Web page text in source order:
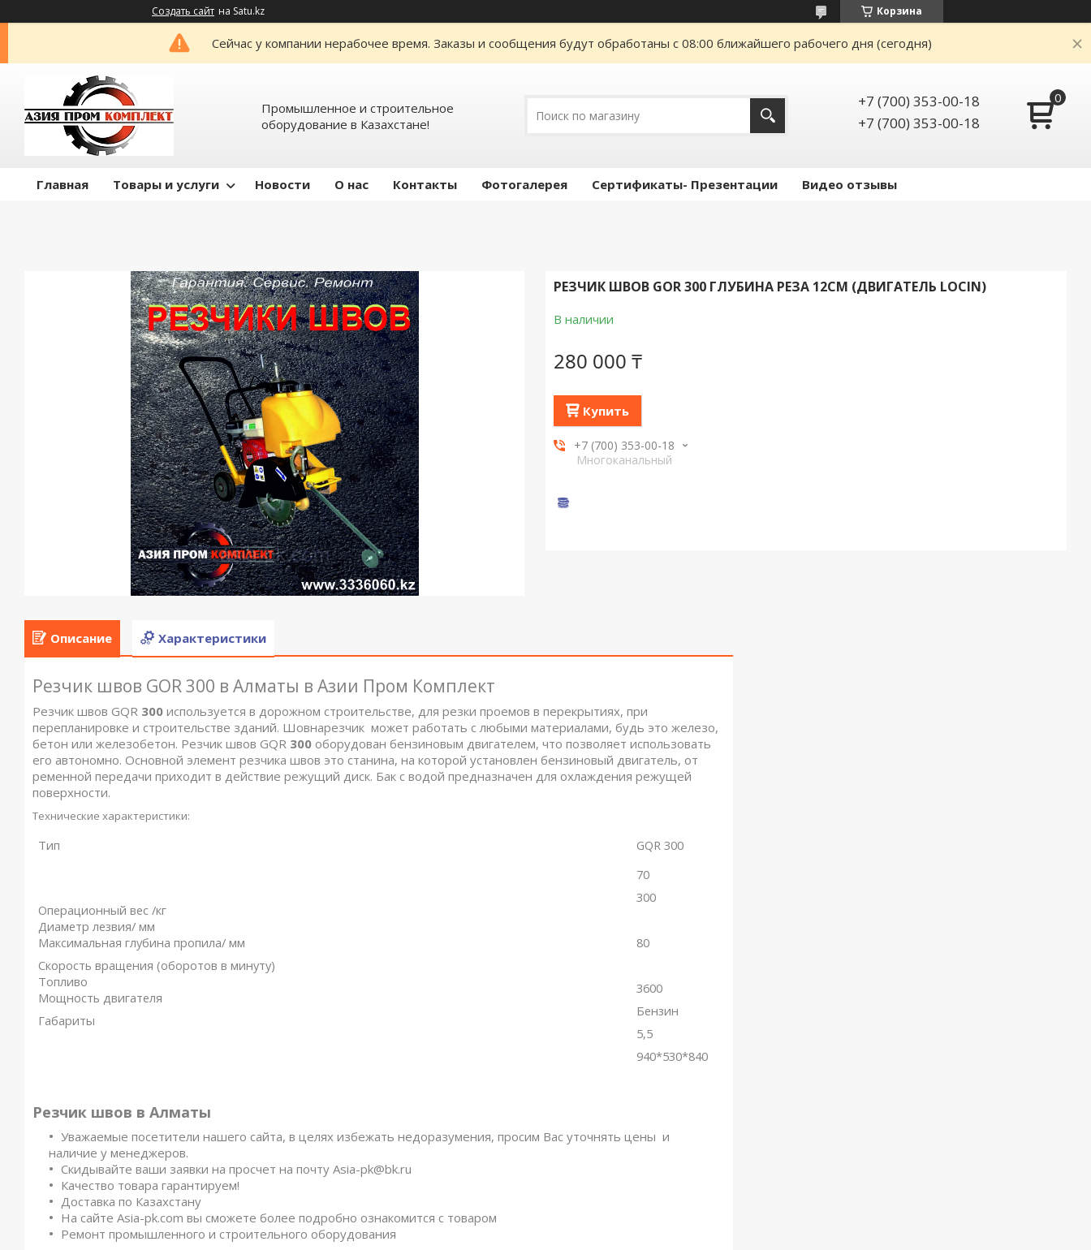
Создать сайт на Satu.kz Корзина
Сейчас у компании нерабочее время. Заказы и сообщения будут обработаны с 08:00 ближайшего рабочего дня (сегодня)
Промышленное и строительное
оборудование в Казахстане!
+7 (700) 353-00-18
+7 (700) 353-00-18
Главная Товары и услуги Новости О нас Контакты Фотогалерея Сертификаты- Презентации Видео отзывы
РЕЗЧИК ШВОВ GOR 300 ГЛУБИНА РЕЗА 12СМ (ДВИГАТЕЛЬ LОСIN)
В наличии
280 000 ₸
Купить
+7 (700) 353-00-18
Многоканальный
Описание Характеристики
Резчик швов GOR 300 в Алматы в Азии Пром Комплект
Резчик швов GQR 300 используется в дорожном строительстве, для резки проемов в перекрытиях, при
перепланировке и строительстве зданий. Шовнарезчик может работать с любыми материалами, будь это железо,
бетон или железобетон. Резчик швов GQR 300 оборудован бензиновым двигателем, что позволяет использовать
его автономно. Основной элемент резчика швов это станина, на которой установлен бензиновый двигатель, от
ременной передачи приходит в действие режущий диск. Бак с водой предназначен для охлаждения режущей
поверхности.
Технические характеристики:
Тип GQR 300
Операционный вес /кг
Диаметр лезвия/ мм
Максимальная глубина пропила/ мм
Скорость вращения (оборотов в минуту)
Топливо
Мощность двигателя
Габариты
70
300
80
3600
Бензин
5,5
940*530*840
Резчик швов в Алматы
Уважаемые посетители нашего сайта, в целях избежать недоразумения, просим Вас уточнять цены и
наличие у менеджеров.
Скидывайте ваши заявки на просчет на почту Asia-pk@bk.ru
Качество товара гарантируем!
Доставка по Казахстану
На сайте Asia-pk.com вы сможете более подробно ознакомится с товаром
Ремонт промышленного и строительного оборудования